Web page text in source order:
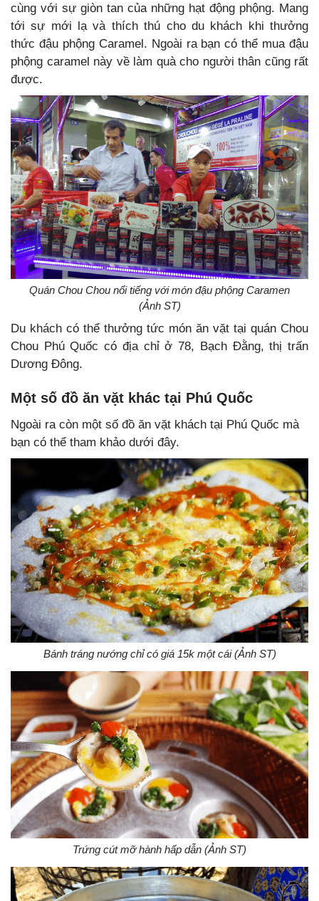
cùng với sự giòn tan của những hạt động phộng. Mang
tới sự mới lạ và thích thú cho du khách khi thưởng
thức đậu phộng Caramel. Ngoài ra bạn có thể mua đậu
phộng caramel này về làm quà cho người thân cũng rất
được.
Quán Chou Chou nổi tiếng với món đậu phộng Caramen
(Ảnh ST)
Du khách có thể thưởng tức món ăn vặt tại quán Chou
Chou Phú Quốc có địa chỉ ở 78, Bạch Đằng, thị trấn
Dương Đông.
Một số đồ ăn vặt khác tại Phú Quốc
Ngoài ra còn một số đồ ăn vặt khách tại Phú Quốc mà
bạn có thể tham khảo dưới đây.
Bánh tráng nướng chỉ có giá 15k một cái (Ảnh ST)
Trứng cút mỡ hành hấp dẫn (Ảnh ST)